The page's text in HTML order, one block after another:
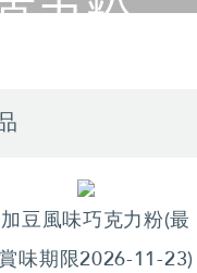
力粉
豆風味巧克力粉(最
味期限2026-11-23)